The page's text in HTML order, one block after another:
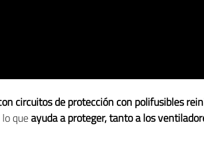
circuitos de protección con polifusibles
lo queayuda a proteger, tanto a los